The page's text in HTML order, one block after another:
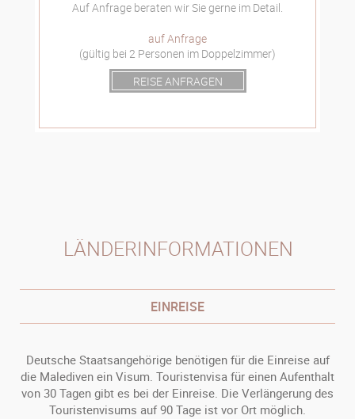
Auf Anfrage beraten wir Sie gerne im Detail.
auf Anfrage
(gültig bei 2 Personen im Doppelzimmer)
REISE ANFRAGEN
LÄNDERINFORMATIONEN
EINREISE
Deutsche Staatsangehörige benötigen für die Einreise auf
die Malediven ein Visum. Touristenvisa für einen Aufenthalt
von 30 Tagen gibt es bei der Einreise. Die Verlängerung des
Touristenvisums auf 90 Tage ist vor Ort möglich.